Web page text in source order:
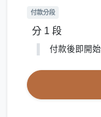
付款分段
分 1 段
付款後即開始